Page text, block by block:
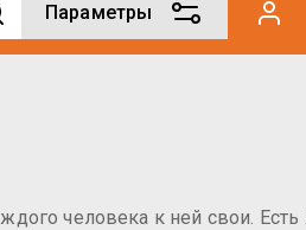
Параметры
человека к ней свои.